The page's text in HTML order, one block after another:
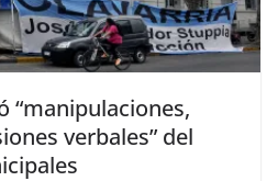
“manipulaciones,
verbales” del